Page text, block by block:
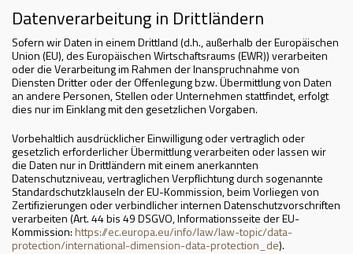
Datenverarbeitung in Drittländern
Sofern wir Daten in einem Drittland (d.h., außerhalb der Europäischen
Union (EU), des Europäischen Wirtschaftsraums (EWR)) verarbeiten
oder die Verarbeitung im Rahmen der Inanspruchnahme von
Diensten Dritter oder der Offenlegung bzw. Übermittlung von Daten
an andere Personen, Stellen oder Unternehmen stattfindet, erfolgt
dies nur im Einklang mit den gesetzlichen Vorgaben.
Vorbehaltlich ausdrücklicher Einwilligung oder vertraglich oder
gesetzlich erforderlicher Übermittlung verarbeiten oder lassen wir
die Daten nur in Drittländern mit einem anerkannten
Datenschutzniveau, vertraglichen Verpflichtung durch sogenannte
Standardschutzklauseln der EU-Kommission, beim Vorliegen von
Zertifizierungen oder verbindlicher internen Datenschutzvorschriften
verarbeiten (Art. 44 bis 49 DSGVO, Informationsseite der EU-
Kommission: https://ec.europa.eu/info/law/law-topic/data-
protection/international-dimension-data-protection_de).